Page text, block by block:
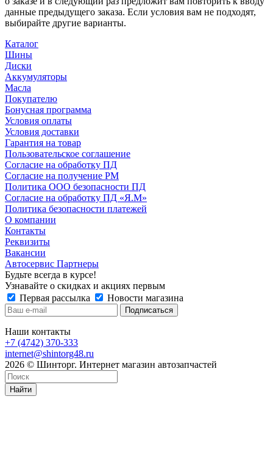
данные предыдущего заказа. Если условия вам не подходят,
выбирайте другие варианты.
Каталог
Шины
Диски
Аккумуляторы
Масла
Покупателю
Бонусная программа
Условия оплаты
Условия доставки
Гарантия на товар
Пользовательское соглашение
Согласие на обработку ПД
Согласие на получение РМ
Политика ООО безопасности ПД
Согласие на обработку ПД «Я.М»
Политика безопасности платежей
О компании
Контакты
Реквизиты
Вакансии
Автосервис Партнеры
Будьте всегда в курсе!
Узнавайте о скидках и акциях первым
Первая рассылка
Новости магазина
Наши контакты
+7 (4742) 370-333
internet@shintorg48.ru
2026 © Шинторг. Интернет магазин автозапчастей
Найти